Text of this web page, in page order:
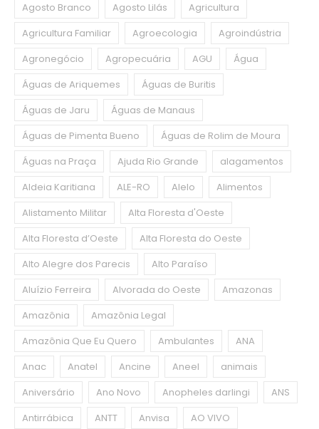
Agosto Branco
Agosto Lilás
Agricultura
Agricultura Familiar
Agroecologia
Agroindústria
Agronegócio
Agropecuária AGU
Água
Águas de Ariquemes
Águas de Buritis
Águas de Jaru
Águas de Manaus
Águas de Pimenta Bueno
Águas de Rolim de Moura
Águas na Praça
Ajuda Rio Grande
alagamentos
Aldeia Karitiana
ALE-RO Alelo
Alimentos
Alistamento Militar
Alta Floresta d'Oeste
Alta Floresta d’Oeste
Alta Floresta do Oeste
Alto Alegre dos Parecis
Alto Paraíso
Aluízio Ferreira
Alvorada do Oeste
Amazonas
Amazônia
Amazônia Legal
Amazônia Que Eu Quero
Ambulantes
ANA
Anac
Anatel Ancine Aneel
animais
Aniversário
Ano Novo Anopheles darlingi
ANS
Antirrábica
ANTT Anvisa
AO VIVO